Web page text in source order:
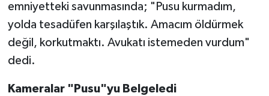
emniyetteki savunmasında; "Pusu kurmadım,
yolda tesadüfen karşılaştık. Amacım öldürmek
değil, korkutmaktı. Avukatı istemeden vurdum"
dedi.
Kameralar "Pusu"yu Belgeledi